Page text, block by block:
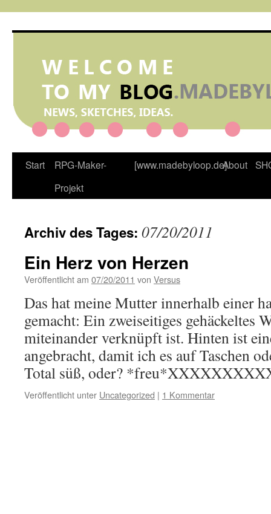
Start
RPG-Maker-
Projekt
[www.madebyloop.de]About
Archiv des Tages: 07/20/2011
Ein Herz von Herzen
Veröffentlicht am 07/20/2011 von Versus
Das hat meine Mutter innerhalb einer
gemacht: Ein zweiseitiges gehäckeltes
miteinander verknüpft ist. Hinten ist
angebracht, damit ich es auf Taschen
Total süß, oder?
Veröffentlicht unter Uncategorized | 1 Kommentar